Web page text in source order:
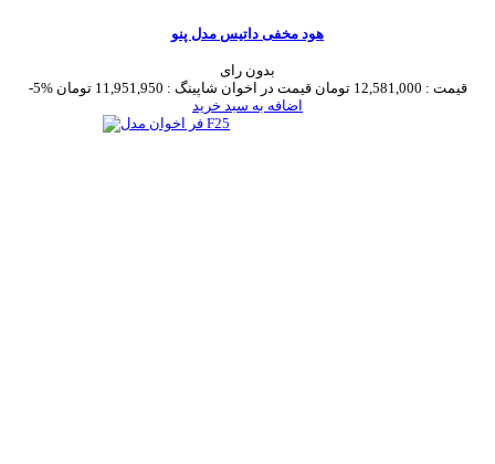
هود مخفی داتیس مدل پنو
بدون رای
-5%
قیمت : 12,581,000 تومان قیمت در اخوان شاپینگ : 11,951,950 تومان
اضافه به سبد خرید